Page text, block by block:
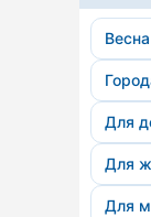
Для
Для
Для